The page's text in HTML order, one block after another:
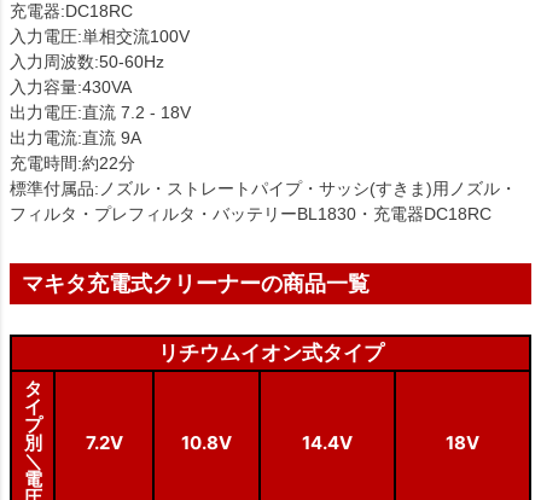
充電器:DC18RC
入力電圧:単相交流100V
入力周波数:50-60Hz
入力容量:430VA
出力電圧:直流 7.2 - 18V
出力電流:直流 9A
充電時間:約22分
標準付属品:ノズル・ストレートパイプ・サッシ(すきま)用ノズル・
フィルタ・プレフィルタ・バッテリーBL1830・充電器DC18RC